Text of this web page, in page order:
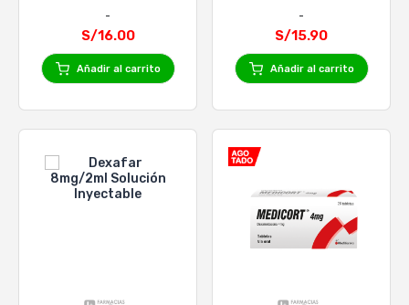
S/16.00
Añadir al carrito
S/15.90
Añadir al carrito